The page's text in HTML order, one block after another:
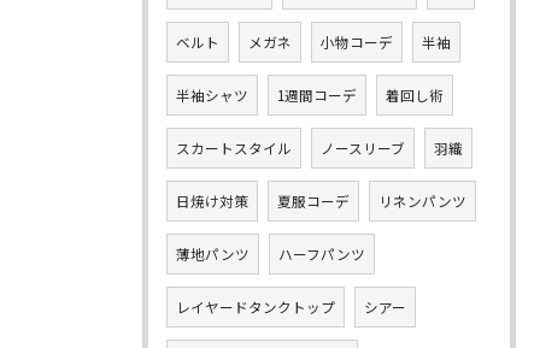
ベルト メガネ 小物コーデ 半袖
半袖シャツ 1週間コーデ 着回し術
スカートスタイル ノースリーブ 羽織
日焼け対策 夏服コーデ リネンパンツ
薄地パンツ ハーフパンツ
レイヤードタンクトップ シアー